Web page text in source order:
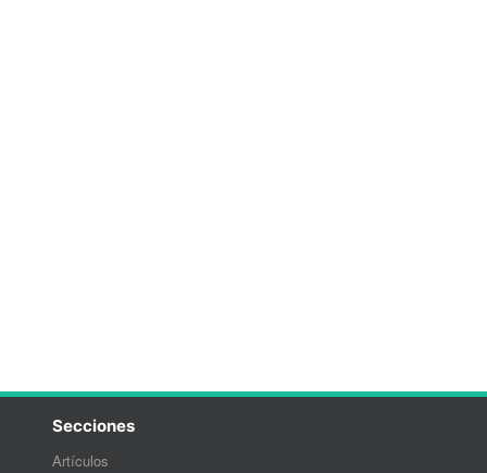
Secciones
Artículos